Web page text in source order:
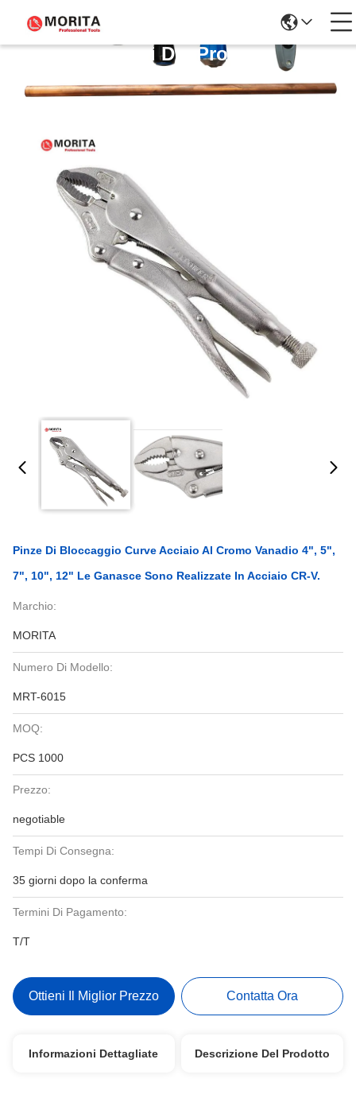
Dettagli Dei Prodotti
Pinze Di Bloccaggio Curve Acciaio Al Cromo Vanadio 4", 5",
7", 10", 12" Le Ganasce Sono Realizzate In Acciaio CR-V.
Marchio:
MORITA
Numero Di Modello:
MRT-6015
MOQ:
PCS 1000
Prezzo:
negotiable
Tempi Di Consegna:
35 giorni dopo la conferma
Termini Di Pagamento:
T/T
Ottieni Il Miglior Prezzo Contatta Ora
Informazioni Dettagliate Descrizione Del Prodotto